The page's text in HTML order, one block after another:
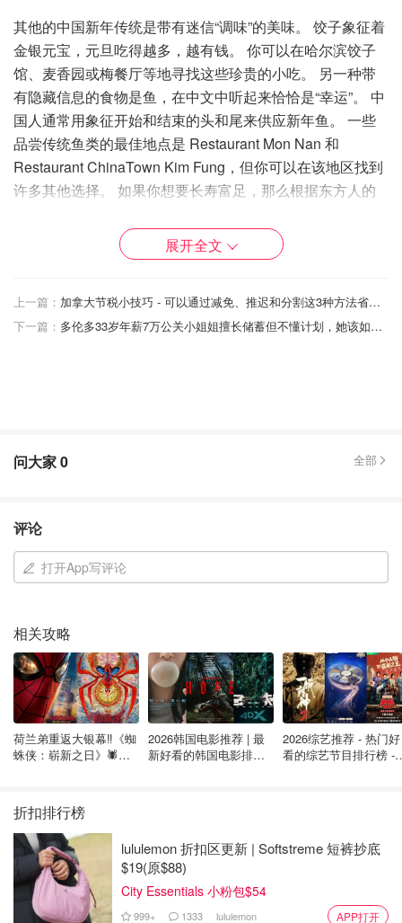
其他的中国新年传统是带有迷信“调味”的美味。 饺子象征着
金银元宝，元旦吃得越多，越有钱。 你可以在哈尔滨饺子
馆、麦香园或梅餐厅等地寻找这些珍贵的小吃。 另一种带
有隐藏信息的食物是鱼，在中文中听起来恰恰是“幸运”。 中
国人通常用象征开始和结束的头和尾来供应新年鱼。 一些
品尝传统鱼类的最佳地点是 Restaurant Mon Nan 和
Restaurant ChinaTown Kim Fung，但你可以在该地区找到
许多其他选择。 如果你想要长寿富足，那么根据东方人的
好！ 去 Restaurant Noodle Factory 或 Nouilles de Lan
Zhou 买些新鲜的面条。
愿所有这些中国新年传统为你带来来年的好运、财富和健
康！ 请尽情享受表演和美食，与蒙特利尔居民和客人一起
1 月 10 日在艺术广场举行的第七届中国春节联欢晚会以中
国传统乐器的神奇节目告别过去，迎接未来。 欣赏蒙特利
尔职业青年芭蕾舞团、中国民族舞、中国古典舞和韩国流行
音乐、歌手杰西卡·维尼奥特（著名魁北克歌手吉尔斯·维尼
奥特的女儿）和中国五声合唱团等的表演。
展开全文
上一篇：
加拿大节税小技巧 - 可以通过减免、推迟和分割这3种方法省钱！
下一篇：
多伦多33岁年薪7万公关小姐姐擅长储蓄但不懂计划，她该如何理财将储蓄价值最大化？
问大家0 全部
评论
打开App写评论
相关攻略
荷兰弟重返大银幕‼️《蜘
蛛侠：崭新之日》🕷️北
2026韩国电影推荐 | 最
新好看的韩国电影排行
2026综艺推荐 - 热门好
看的综艺节目排行榜 -
折扣排行榜
lululemon 折扣区更新 | Softstreme 短裤抄底
$19(原$88)
City Essentials 小粉包$54
999+ 1333 lululemon APP打开